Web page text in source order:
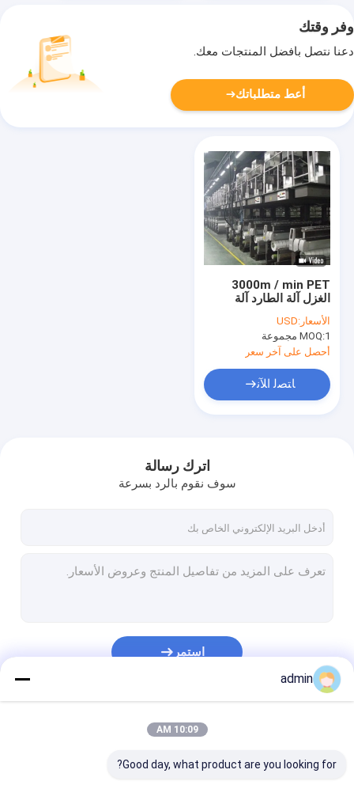
وفر وقتك
دعنا نتصل بأفضل المنتجات معك.
أعط متطلباتك
3000m / min PET
الغزل آلة الطارد آلة
البوليستر FDY الغزل
الأسعار:USD
MOQ:1 مجموعة
أحصل على آخر سعر
ﺎﺘﺼﻟ ﺍﻶﻧ
اترك رسالة
سوف نقوم بالرد بسرعة
استمر
admin
10:09 AM
Good day, what product are you looking for?